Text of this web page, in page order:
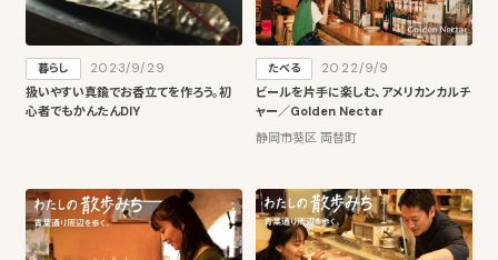
暮らし
2023/9/29
扱いやすい真鍮でお香立てを作ろう。初
心者でもかんたんDIY
たべる
2022/9/9
ビールを片手に楽しむ、アメリカンカルチ
ャー／Golden Nectar
静岡市葵区 両替町